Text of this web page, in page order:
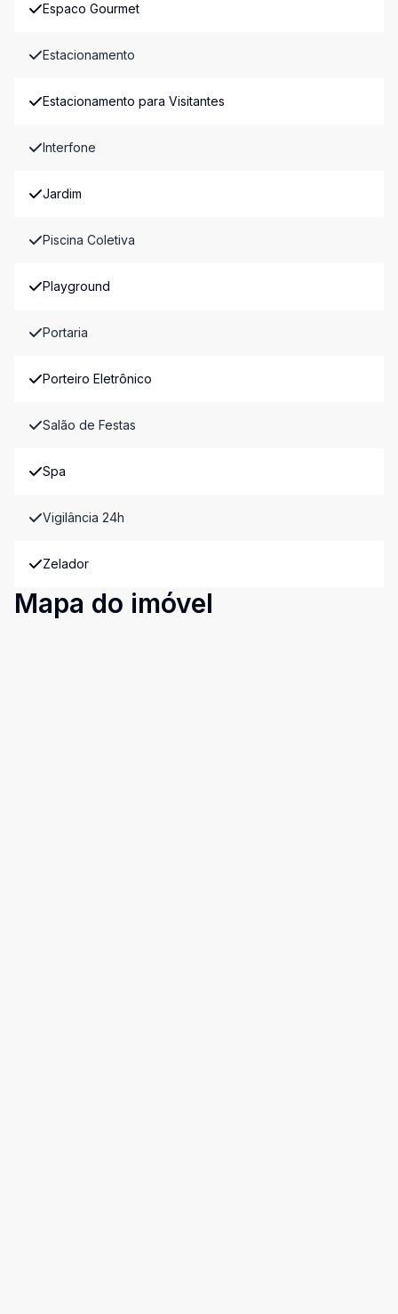
Espaco Gourmet
Estacionamento
Estacionamento para Visitantes
Interfone
Jardim
Piscina Coletiva
Playground
Portaria
Porteiro Eletrônico
Salão de Festas
Spa
Vigilância 24h
Zelador
Mapa do imóvel